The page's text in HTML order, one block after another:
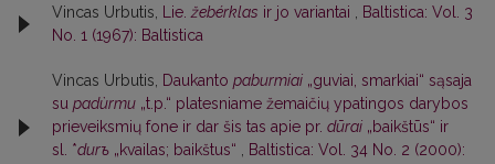
Vincas Urbutis, Lie.žebérklas ir jo variantai , Baltistica: Vol. 3
No. 1 (1967): Baltistica
Vincas Urbutis, Daukanto paburmiai „guviai, smarkiai“ sąsaja
su padùrmu „t.p.“ platesniame žemaičių ypatingos darybos
prieveiksmių fone ir dar šis tas apie pr. dūrai „baikštūs“ ir
sl. *durъ „kvailas; baikštus“ , Baltistica: Vol. 34 No. 2 (2000):